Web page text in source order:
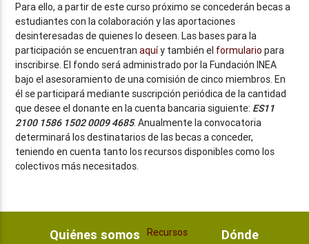
Para ello, a partir de este curso próximo se concederán becas a
estudiantes con la colaboración y las aportaciones
desinteresadas de quienes lo deseen. Las bases para la
participación se encuentranaquíy también el formulario para
inscribirse. El fondo será administrado por la Fundación INEA
bajo el asesoramiento de una comisión de cinco miembros. En
él se participará mediante suscripción periódica de la cantidad
que desee el donante en la cuenta bancaria siguiente: ES11
2100 1586 1502 0009 4685. Anualmente la convocatoria
determinará los destinatarios de las becas a conceder,
teniendo en cuenta tanto los recursos disponibles como los
colectivos más necesitados.
Quiénes somos Recursos
Dónde